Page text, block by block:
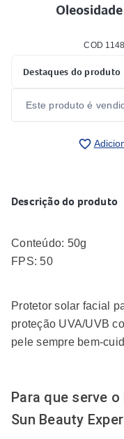
COD
Destaques do produto
Este produto é
favorite_border
Descrição do produto
Conteúdo: 50g
FPS: 50
Protetor solar facial
proteção UVA/UVB
pele sempre bem-
Para que serve
Sun Beauty